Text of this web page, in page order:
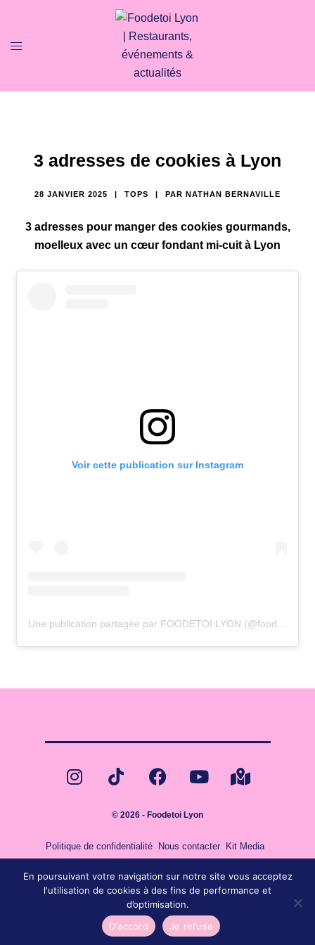
3 adresses de cookies à Lyon
28 JANVIER 2025 TOPS PAR NATHAN BERNAVILLE
3 adresses pour manger des cookies gourmands,
moelleux avec un cœur fondant mi-cuit à Lyon
Voir cette publication sur Instagram
Une publication partagée par FOODETOI LYON (@foodetoi_lyon)
© 2026 - Foodetoi Lyon
Politique de confidentialité Nous contacter Kit Media
En poursuivant votre navigation sur notre site vous acceptez
l'utilisation de cookies à des fins de performance et
d’optimisation.
D'accord
Je refuse